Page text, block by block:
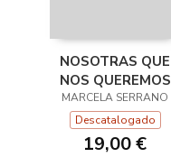
NOSOTRAS QUE
NOS QUEREMOS
TANTO
MARCELA SERRANO
Descatalogado
19,00 €